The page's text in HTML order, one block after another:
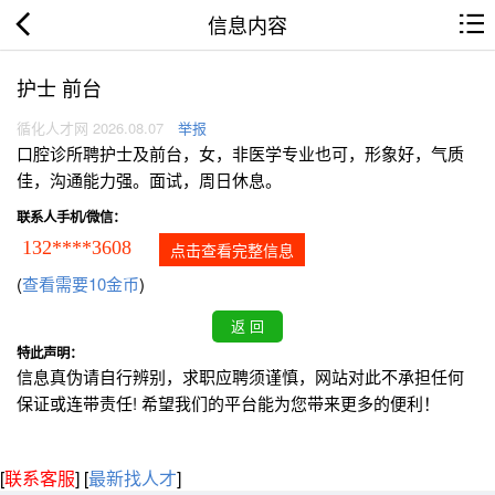
信息内容
护士 前台
循化人才网 2026.08.07 举报
口腔诊所聘护士及前台，女，非医学专业也可，形象好，气质
佳，沟通能力强。面试，周日休息。
联系人手机/微信：
132****3608 点击查看完整信息
(查看需要10金币)
特此声明：
信息真伪请自行辨别，求职应聘须谨慎，网站对此不承担任何
保证或连带责任! 希望我们的平台能为您带来更多的便利！
[联系客服] [最新找人才]